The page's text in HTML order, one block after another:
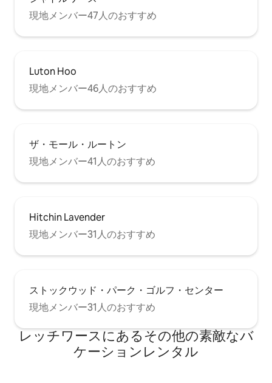
現地メンバー47人のおすすめ
Luton Hoo
現地メンバー46人のおすすめ
ザ・モール・ルートン
現地メンバー41人のおすすめ
Hitchin Lavender
現地メンバー31人のおすすめ
ストックウッド・パーク・ゴルフ・センター
現地メンバー31人のおすすめ
レッチワースにあるその他の素敵なバ
ケーションレンタル